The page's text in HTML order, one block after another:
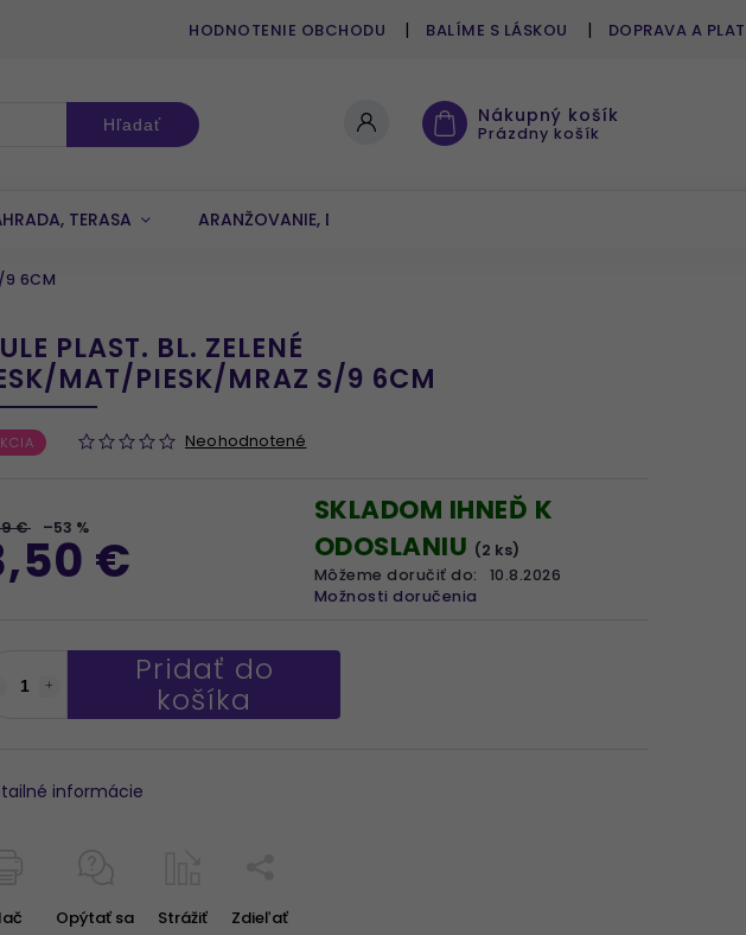
HODNOTENIE OBCHODU BALÍME S LÁSKOU DOPRAVA A
Hľadať Nákupný košík
Prázdny košík
TERASA ARANŽOVANIE, DEKOROVANIE
9 6CM
PLAST. BL. ZELENÉ
MAT/PIESK/MRAZ S/9 6CM
Neohodnotené
€ –53 %
€
SKLADOM IHNEĎ K
ODOSLANIU (2 ks)
Môžeme doručiť do:
10.8.2026
Možnosti doručenia
Pridať do
košíka
informácie
Opýtať sa Strážiť Zdieľať